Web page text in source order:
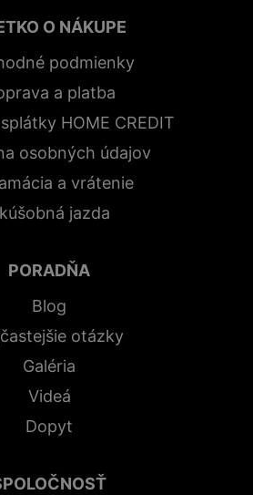
O NÁKUPE
podmienky
a platba
HOME CREDIT
osobných údajov
a vrátenie
jazda
PORADŇA
Blog
otázky
Galéria
Videá
Dopyt